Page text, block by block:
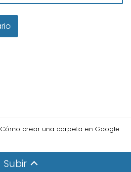
Cómo crear una carpeta en Google
Subir